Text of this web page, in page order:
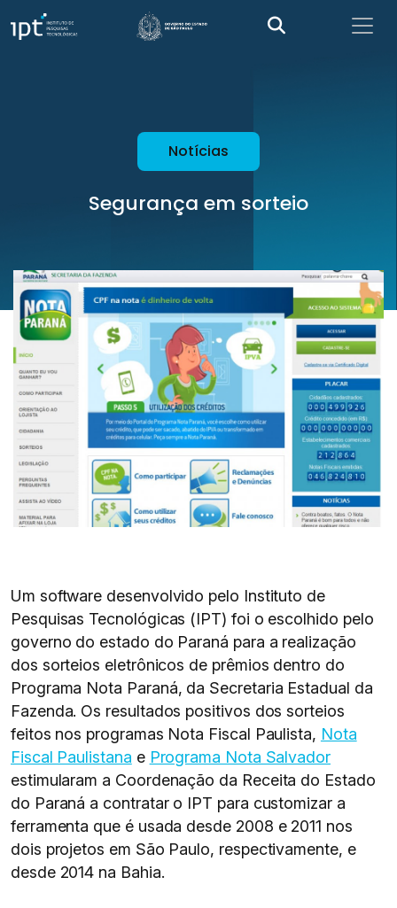
Notícias
Segurança em sorteio
Um software desenvolvido pelo Instituto de
Pesquisas Tecnológicas (IPT) foi o escolhido pelo
governo do estado do Paraná para a realização
dos sorteios eletrônicos de prêmios dentro do
Programa Nota Paraná, da Secretaria Estadual da
Fazenda. Os resultados positivos dos sorteios
feitos nos programas Nota Fiscal Paulista, Nota
Fiscal Paulistana e Programa Nota Salvador
estimularam a Coordenação da Receita do Estado
do Paraná a contratar o IPT para customizar a
ferramenta que é usada desde 2008 e 2011 nos
dois projetos em São Paulo, respectivamente, e
desde 2014 na Bahia.